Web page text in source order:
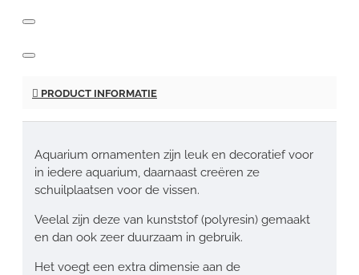
PRODUCT INFORMATIE
Aquarium ornamenten zijn leuk en decoratief voor
in iedere aquarium, daarnaast creëren ze
schuilplaatsen voor de vissen.
Veelal zijn deze van kunststof (polyresin) gemaakt
en dan ook zeer duurzaam in gebruik.
Het voegt een extra dimensie aan de